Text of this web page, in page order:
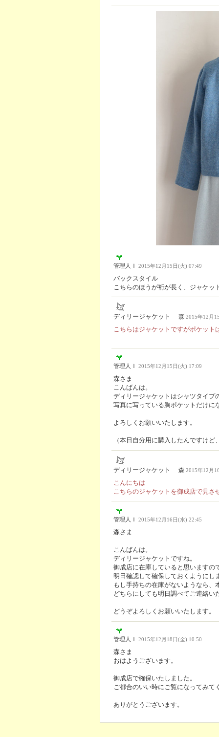
管理人Ｉ 2015年12月15日(火) 07:49
バックスタイル
こちらのほうが裄が長く、ジャケッ
ディリージャケット 森 2015年12月
こちらはジャケットですがポケット
管理人Ｉ 2015年12月15日(火) 17:09
森さま
こんばんは。
ディリージャケットはシャツタイプ
写真に写っている胸ポケットだけに
よろしくお願いいたします。
（本日自分用に購入したんですけ
ディリージャケット 森 2015年12月
こんにちは
こちらのジャケットを御成店で見さ
管理人Ｉ 2015年12月16日(水) 22:45
森さま
こんばんは。
ディリージャケットですね。
御成店に在庫していると思いますの
明日確認して確保しておくようにし
もし手持ちの在庫がないようなら、
どちらにしても明日調べてご連絡い
どうぞよろしくお願いいたします。
管理人Ｉ 2015年12月18日(金) 10:50
森さま
おはようございます。
御成店で確保いたしました。
ご都合のいい時にご覧になってみて
ありがとうございます。